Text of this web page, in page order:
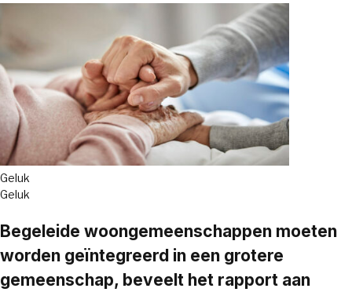
Geluk
Geluk
Begeleide woongemeenschappen moeten
worden geïntegreerd in een grotere
gemeenschap, beveelt het rapport aan